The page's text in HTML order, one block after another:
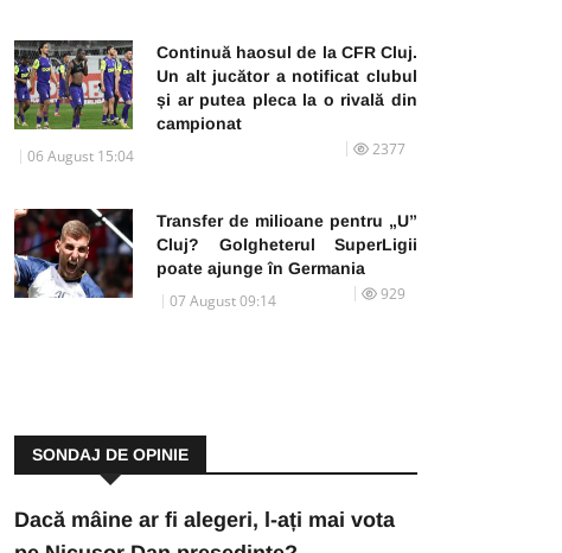
Continuă haosul de la CFR Cluj.
Un alt jucător a notificat clubul
și ar putea pleca la o rivală din
campionat
06 August 15:04 2377
Transfer de milioane pentru „U”
Cluj? Golgheterul SuperLigii
poate ajunge în Germania
07 August 09:14 929
SONDAJ DE OPINIE
Dacă mâine ar fi alegeri, l-ați mai vota